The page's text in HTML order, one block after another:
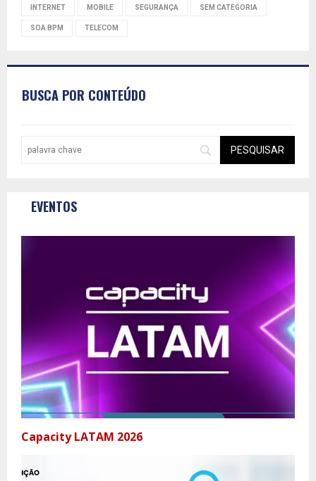
INTERNET MOBILE SEGURANÇA SEM CATEGORIA
SOA BPM TELECOM
BUSCA POR CONTEÚDO
EVENTOS
Capacity LATAM 2026